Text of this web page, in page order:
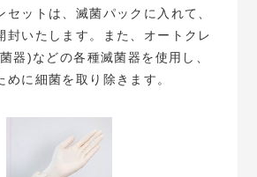
セットは、滅菌パックに入れて、
封いたします。また、オートクレ
器)などの各種滅菌器を使用し、
めに細菌を取り除きます。